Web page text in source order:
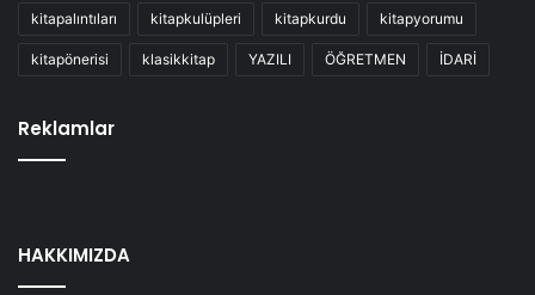
kitapalıntıları kitapkulüpleri kitapkurdu kitapyorumu
kitapönerisi klasikkitap YAZILI ÖĞRETMEN İDARİ
Reklamlar
HAKKIMIZDA